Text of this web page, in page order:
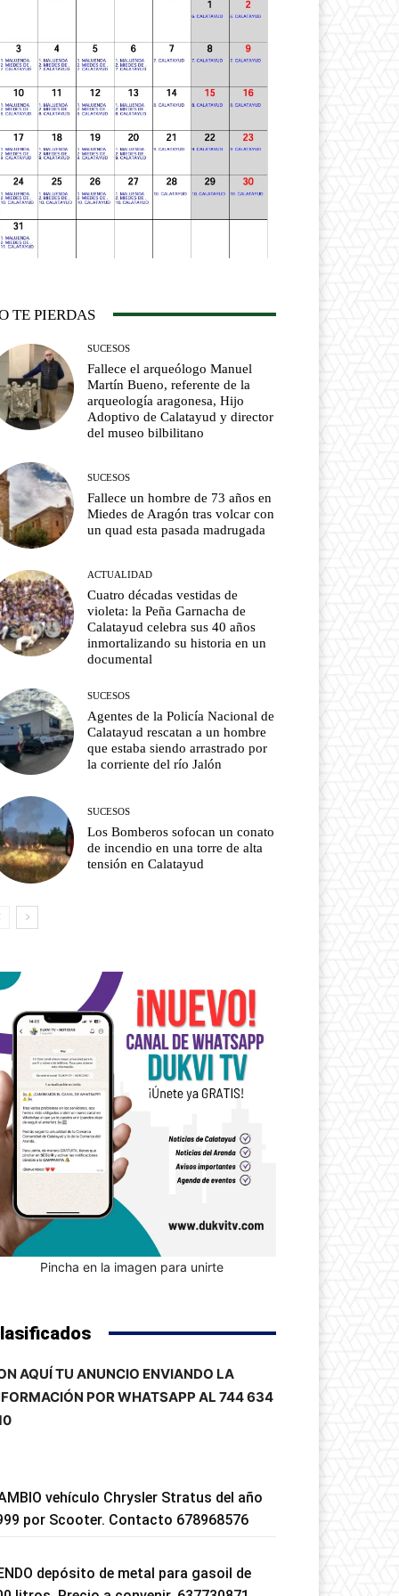
TE PIERDAS
SUCESOS
Fallece el arqueólogo Manuel
Martín Bueno, referente de la
arqueología aragonesa, Hijo
Adoptivo de Calatayud y director
del museo bilbilitano
SUCESOS
Fallece un hombre de 73 años en
Miedes de Aragón tras volcar con
un quad esta pasada madrugada
ACTUALIDAD
Cuatro décadas vestidas de
violeta: la Peña Garnacha de
Calatayud celebra sus 40 años
inmortalizando su historia en un
documental
SUCESOS
Agentes de la Policía Nacional de
Calatayud rescatan a un hombre
que estaba siendo arrastrado por
la corriente del río Jalón
SUCESOS
Los Bomberos sofocan un conato
de incendio en una torre de alta
tensión en Calatayud
Pincha en la imagen para unirte
AQUÍ TU ANUNCIO ENVIANDO LA
POR WHATSAPP AL 744 634
vehículo Chrysler Stratus del año
por Scooter. Contacto 678968576
depósito de metal para gasoil de